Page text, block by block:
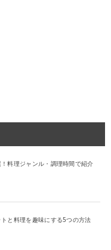
料理ジャンル・調理時間で紹介
と料理を趣味にする5つの方法